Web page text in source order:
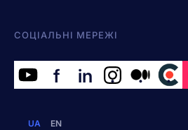
СОЦІАЛЬНІ МЕРЕЖІ
f in . . .
UA EN